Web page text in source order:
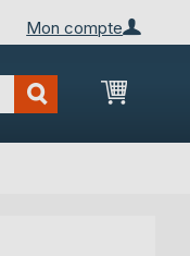
Mon compte
Mon